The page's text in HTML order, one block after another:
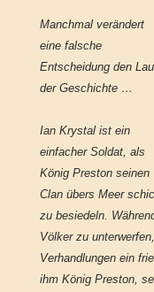
Manchmal verändert
eine falsche
Entscheidung den
der Geschichte …
Ian Krystal ist ein
einfacher Soldat, als
König Preston seinen
Clan übers Meer
zu besiedeln.
Völker zu
Verhandlungen ein
ihm König Preston,